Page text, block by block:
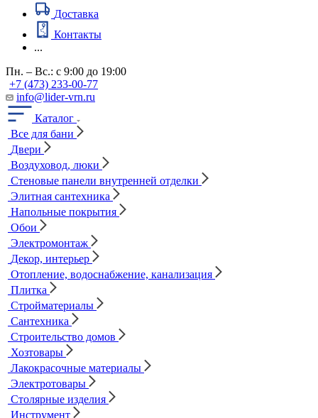
Доставка
Контакты
...
Пн. – Вс.: с 9:00 до 19:00
+7 (473) 233-00-77
info@lider-vrn.ru
Каталог
Все для бани
Двери
Воздуховод, люки
Стеновые панели внутренней отделки
Элитная сантехника
Напольные покрытия
Обои
Электромонтаж
Декор, интерьер
Отопление, водоснабжение, канализация
Плитка
Стройматериалы
Сантехника
Строительство домов
Хозтовары
Лакокрасочные материалы
Электротовары
Столярные изделия
Инструмент